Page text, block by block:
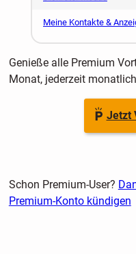
Meine Kontakte &
Genieße alle Premium
Monat, jederzeit
Jetzt
Schon Premium-User?
Premium-Konto kündigen